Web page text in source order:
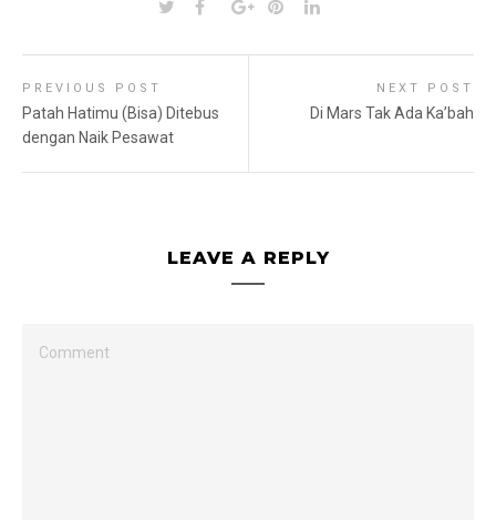
PREVIOUS POST
Patah Hatimu (Bisa) Ditebus
dengan Naik Pesawat
NEXT POST
Di Mars Tak Ada Ka’bah
LEAVE A REPLY